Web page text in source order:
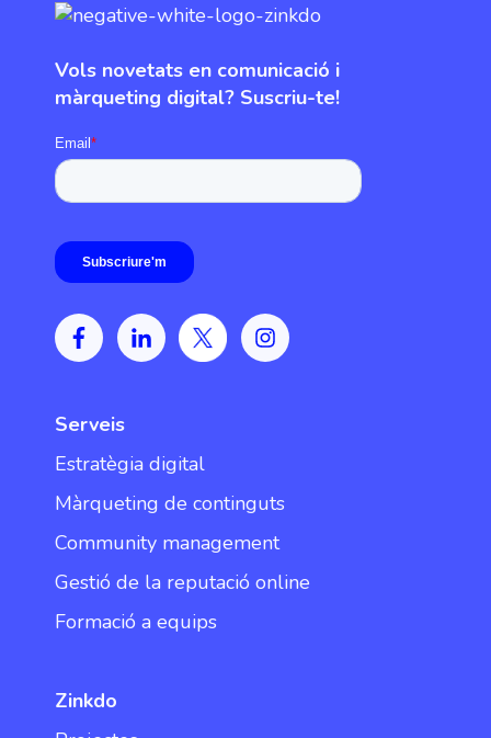
Vols novetats en comunicació i
màrqueting digital? Suscriu-te!
Serveis
Estratègia digital
Màrqueting de continguts
Community management
Gestió de la reputació online
Formació a equips
Zinkdo